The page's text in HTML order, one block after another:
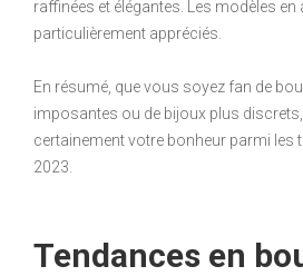
raffinées et élégantes. Les modèles
particulièrement appréciés.
En résumé, que vous soyez fan de
imposantes ou de bijoux plus
certainement votre bonheur parmi les
2023.
Tendances en